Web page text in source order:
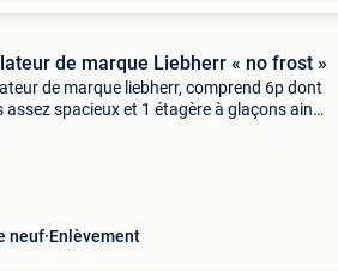
de marque Liebherr « no frost »
de marque liebherr, comprend 6p dont
assez spacieux et 1 étagère à glaçons ainsi
neuf Enlèvement